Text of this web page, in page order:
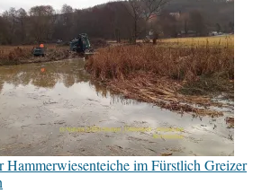
Hammerwiesenteiche im Fürstlich Greizer